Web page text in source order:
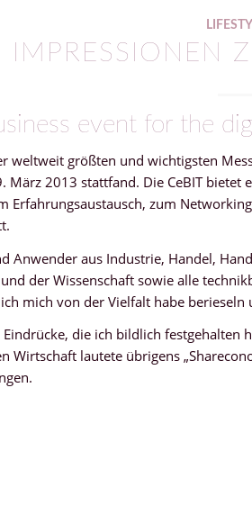
IMPRESSIONEN
event for the
weltweit größten und wichtigsten
März 2013 stattfand. Die CeBIT
Erfahrungsaustausch, zum
Anwender aus Industrie, Handel,
der Wissenschaft sowie alle
mich von der Vielfalt habe berieseln
die ich bildlich festgehalten
Wirtschaft lautete übrigens